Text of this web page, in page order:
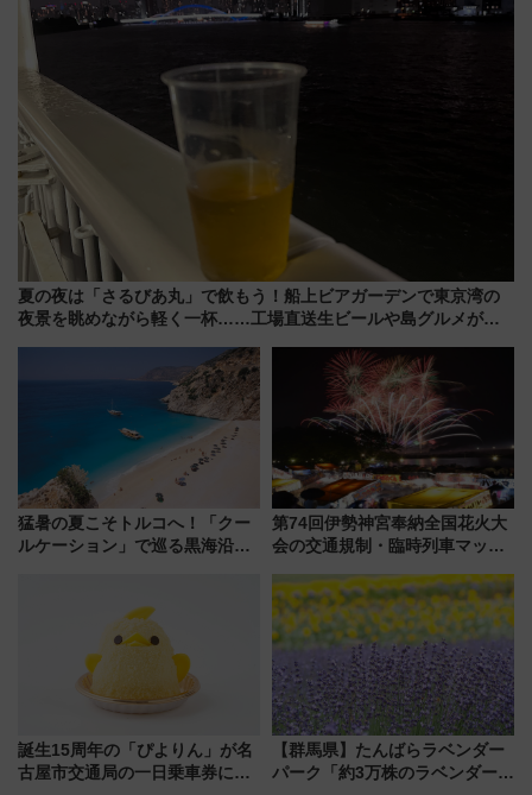
夏の夜は「さるびあ丸」で飲もう！船上ビアガーデンで東京湾の
夜景を眺めながら軽く一杯……工場直送生ビールや島グルメが美
猛暑の夏こそトルコへ！「クー
ルケーション」で巡る黒海沿岸
ショジオも認める『2026年に訪
れるべき世界の旅先』
第74回伊勢神宮奉納全国花火大
会の交通規制・臨時列車マッ
セス
誕生15周年の「ぴよりん」が名
古屋市交通局の一日乗車券に！
【群馬県】たんばらラベンダー
パーク「約3万株のラベンダー」